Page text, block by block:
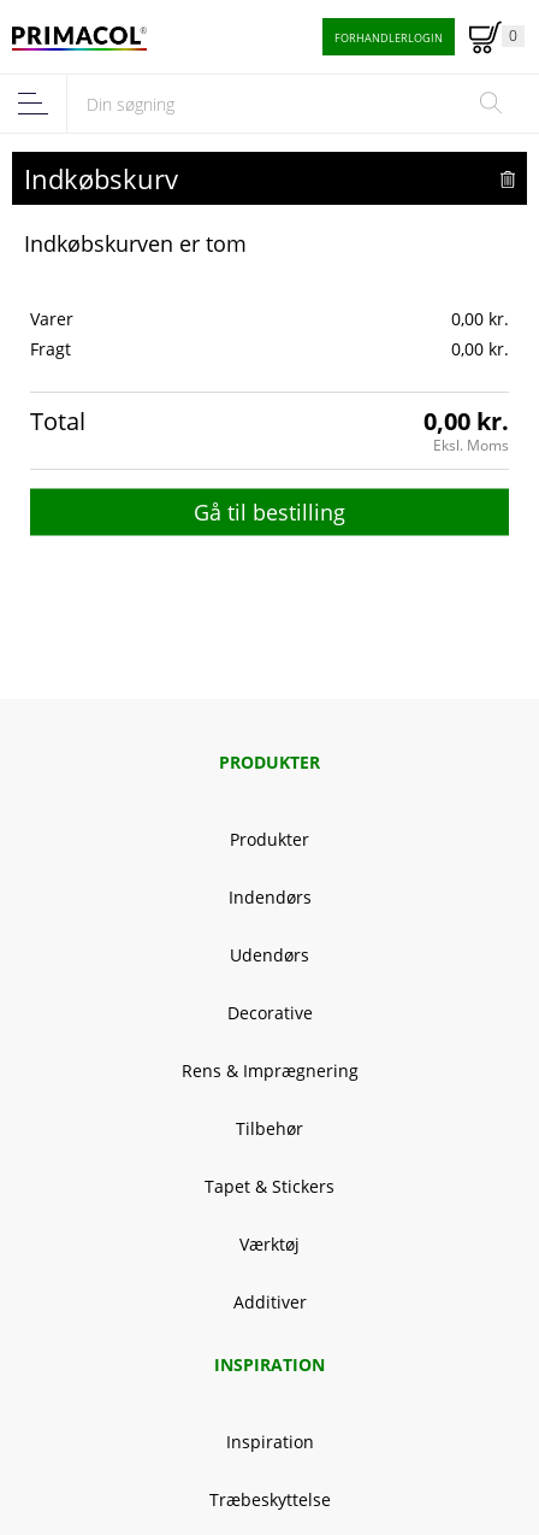
FORHANDLERLOGIN 0
Indkøbskurv
Indkøbskurven er tom
Varer
0,00 kr.
Fragt
0,00 kr.
Total 0,00 kr.
Eksl. Moms
Gå til bestilling
PRODUKTER
Produkter
Indendørs
Udendørs
Decorative
Rens & Imprægnering
Tilbehør
Tapet & Stickers
Værktøj
Additiver
INSPIRATION
Inspiration
Træbeskyttelse